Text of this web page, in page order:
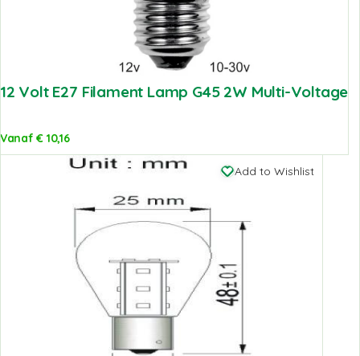
12 Volt E27 Filament Lamp G45 2W Multi-Voltage
Vanaf€ 10,16
Add to Wishlist